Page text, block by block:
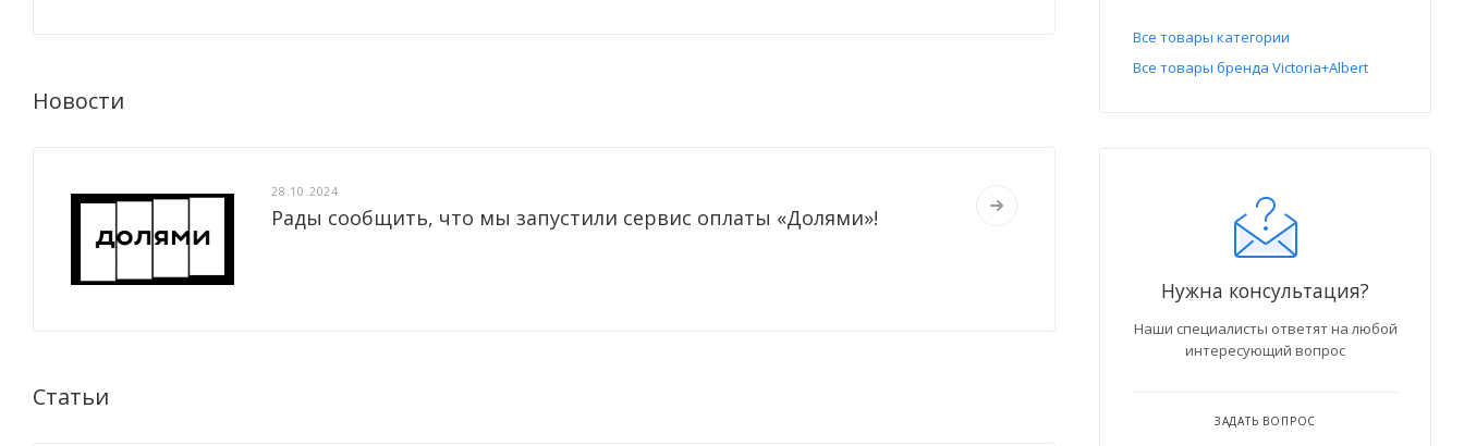
Новости
28.10.2024
Рады сообщить, что мы запустили сервис оплаты «Долями»!
Статьи
Все товары категории
Все товары бренда Victoria+Albert
Нужна консультация?
Наши специалисты ответят на любой
интересующий вопрос
ЗАДАТЬ ВОПРОС